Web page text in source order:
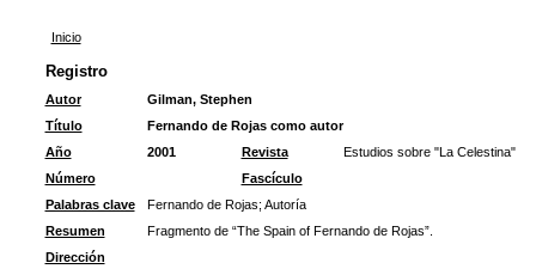
Inicio
Registro
Autor
Gilman, Stephen
Título
Fernando de Rojas como autor
Año
2001 Revista
Estudios sobre "La Celestina"
Número
Fascículo
Palabras clave
Fernando de Rojas; Autoría
Resumen
Fragmento de “The Spain of Fernando de Rojas”.
Dirección